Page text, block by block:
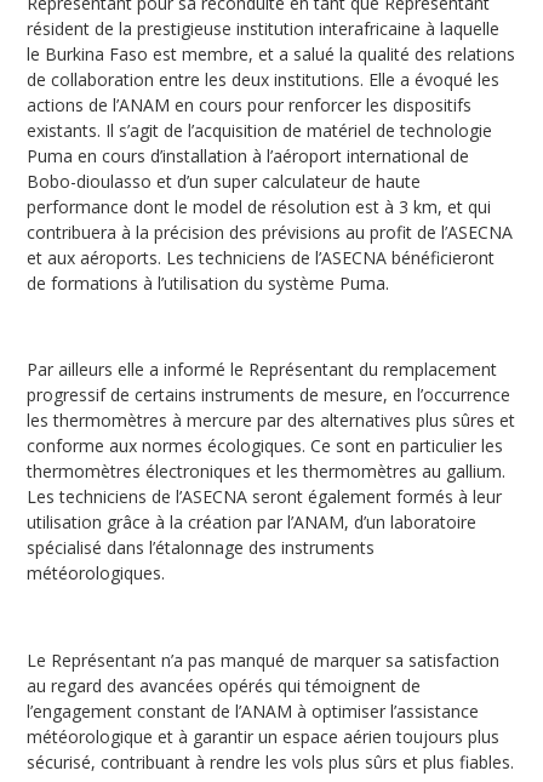
résident de la prestigieuse institution interafricaine à laquelle
le Burkina Faso est membre, et a salué la qualité des relations
de collaboration entre les deux institutions. Elle a évoqué les
actions de l’ANAM en cours pour renforcer les dispositifs
existants. Il s’agit de l’acquisition de matériel de technologie
Puma en cours d’installation à l’aéroport international de
Bobo-dioulasso et d’un super calculateur de haute
performance dont le model de résolution est à 3 km, et qui
contribuera à la précision des prévisions au profit de l’ASECNA
et aux aéroports. Les techniciens de l’ASECNA bénéficieront
de formations à l’utilisation du système Puma.
Par ailleurs elle a informé le Représentant du remplacement
progressif de certains instruments de mesure, en l’occurrence
les thermomètres à mercure par des alternatives plus sûres et
conforme aux normes écologiques. Ce sont en particulier les
thermomètres électroniques et les thermomètres au gallium.
Les techniciens de l’ASECNA seront également formés à leur
utilisation grâce à la création par l’ANAM, d’un laboratoire
spécialisé dans l’étalonnage des instruments
météorologiques.
Le Représentant n’a pas manqué de marquer sa satisfaction
au regard des avancées opérés qui témoignent de
l’engagement constant de l’ANAM à optimiser l’assistance
météorologique et à garantir un espace aérien toujours plus
sécurisé, contribuant à rendre les vols plus sûrs et plus fiables.